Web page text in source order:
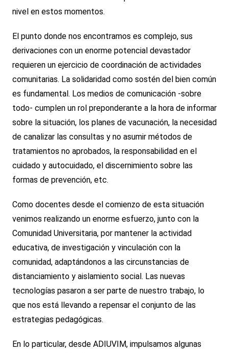
nivel en estos momentos.
El punto donde nos encontramos es complejo, sus
derivaciones con un enorme potencial devastador
requieren un ejercicio de coordinación de actividades
comunitarias. La solidaridad como sostén del bien común
es fundamental. Los medios de comunicación -sobre
todo- cumplen un rol preponderante a la hora de informar
sobre la situación, los planes de vacunación, la necesidad
de canalizar las consultas y no asumir métodos de
tratamientos no aprobados, la responsabilidad en el
cuidado y autocuidado, el discernimiento sobre las
formas de prevención, etc.
Como docentes desde el comienzo de esta situación
venimos realizando un enorme esfuerzo, junto con la
Comunidad Universitaria, por mantener la actividad
educativa, de investigación y vinculación con la
comunidad, adaptándonos a las circunstancias de
distanciamiento y aislamiento social. Las nuevas
tecnologías pasaron a ser parte de nuestro trabajo, lo
que nos está llevando a repensar el conjunto de las
estrategias pedagógicas.
En lo particular, desde ADIUVIM, impulsamos algunas